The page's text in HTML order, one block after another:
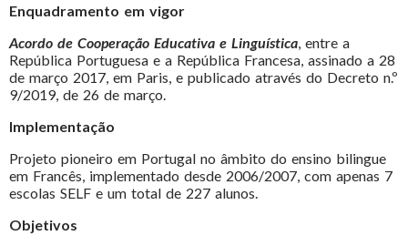
Enquadramento em vigor
Acordo de Cooperação Educativa e Linguística, entre a
República Portuguesa e a República Francesa, assinado a 28
de março 2017, em Paris, e publicado através do Decreto n.º
9/2019, de 26 de março.
Implementação
Projeto pioneiro em Portugal no âmbito do ensino bilingue
em Francês, implementado desde 2006/2007, com apenas 7
escolas SELF e um total de 227 alunos.
Objetivos